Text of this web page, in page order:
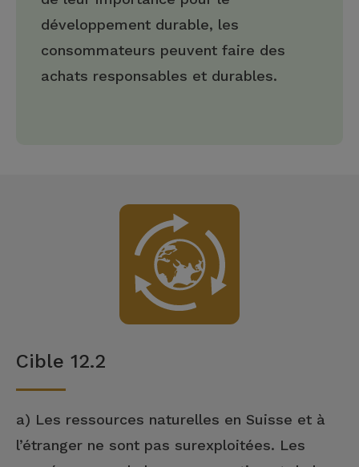
développement durable, les
consommateurs peuvent faire des
achats responsables et durables.
Cible 12.2
a) Les ressources naturelles en Suisse et à
l’étranger ne sont pas surexploitées. Les